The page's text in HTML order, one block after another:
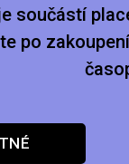
součástí
po